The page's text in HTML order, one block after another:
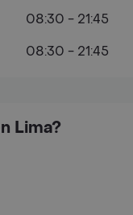
Lima?
08:30 - 21:45
08:30 - 21:45